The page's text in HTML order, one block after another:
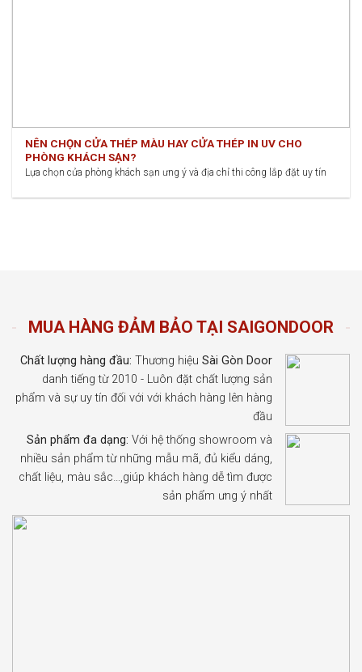
NÊN CHỌN CỬA THÉP MÀU HAY CỬA THÉP IN UV CHO
PHÒNG KHÁCH SẠN?
Lựa chọn cửa phòng khách sạn ưng ý và địa chỉ thi công lắp đặt uy tín
MUA HÀNG ĐẢM BẢO TẠI SAIGONDOOR
Chất lượng hàng đầu: Thương hiệu Sài Gòn Door
danh tiếng từ 2010 - Luôn đặt chất lượng sản
phẩm và sự uy tín đối với với khách hàng lên hàng
đầu
Sản phẩm đa dạng: Với hệ thống showroom và
nhiều sản phẩm từ những mẫu mã, đủ kiểu dáng,
chất liệu, màu sắc…,giúp khách hàng dễ tìm được
sản phẩm ưng ý nhất